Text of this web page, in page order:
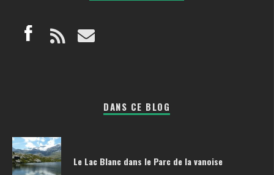
DANS CE BLOG
Le Lac Blanc dans le Parc de la vanoise